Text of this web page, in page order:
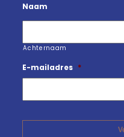
Naam
Achternaam
E-mailadres *